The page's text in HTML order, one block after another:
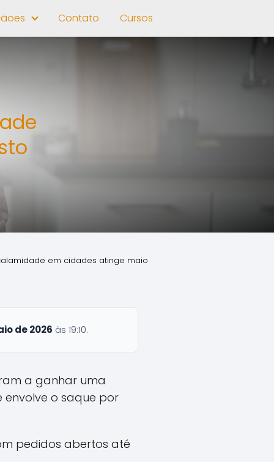
Contato Cursos
em cidades atinge maio
de 2026 às 19:10.
a ganhar uma
envolve o saque por
pedidos abertos até